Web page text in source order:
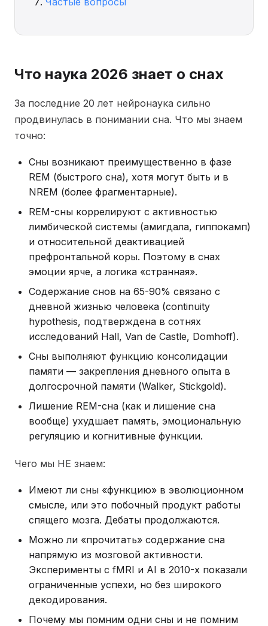
Что наука 2026 знает о снах
За последние 20 лет нейронаука сильно
продвинулась в понимании сна. Что мы знаем
точно:
Сны возникают преимущественно в фазе
REM (быстрого сна), хотя могут быть и в
NREM (более фрагментарные).
REM-сны коррелируют с активностью
лимбической системы (амигдала, гиппокамп)
и относительной деактивацией
префронтальной коры. Поэтому в снах
эмоции ярче, а логика «странная».
Содержание снов на 65-90% связано с
дневной жизнью человека (continuity
hypothesis, подтверждена в сотнях
исследований Hall, Van de Castle, Domhoff).
Сны выполняют функцию консолидации
памяти — закрепления дневного опыта в
долгосрочной памяти (Walker, Stickgold).
Лишение REM-сна (как и лишение сна
вообще) ухудшает память, эмоциональную
регуляцию и когнитивные функции.
Чего мы НЕ знаем:
Имеют ли сны «функцию» в эволюционном
смысле, или это побочный продукт работы
спящего мозга. Дебаты продолжаются.
Можно ли «прочитать» содержание сна
напрямую из мозговой активности.
Эксперименты с fMRI и AI в 2010-х показали
ограниченные успехи, но без широкого
декодирования.
Почему мы помним одни сны и не помним